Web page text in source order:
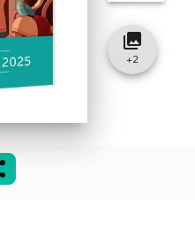
collections
+2